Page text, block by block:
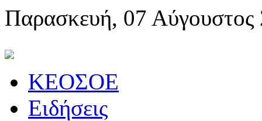
Παρασκευή, 07 Αύγουστος
KEOΣOE
Ειδήσεις